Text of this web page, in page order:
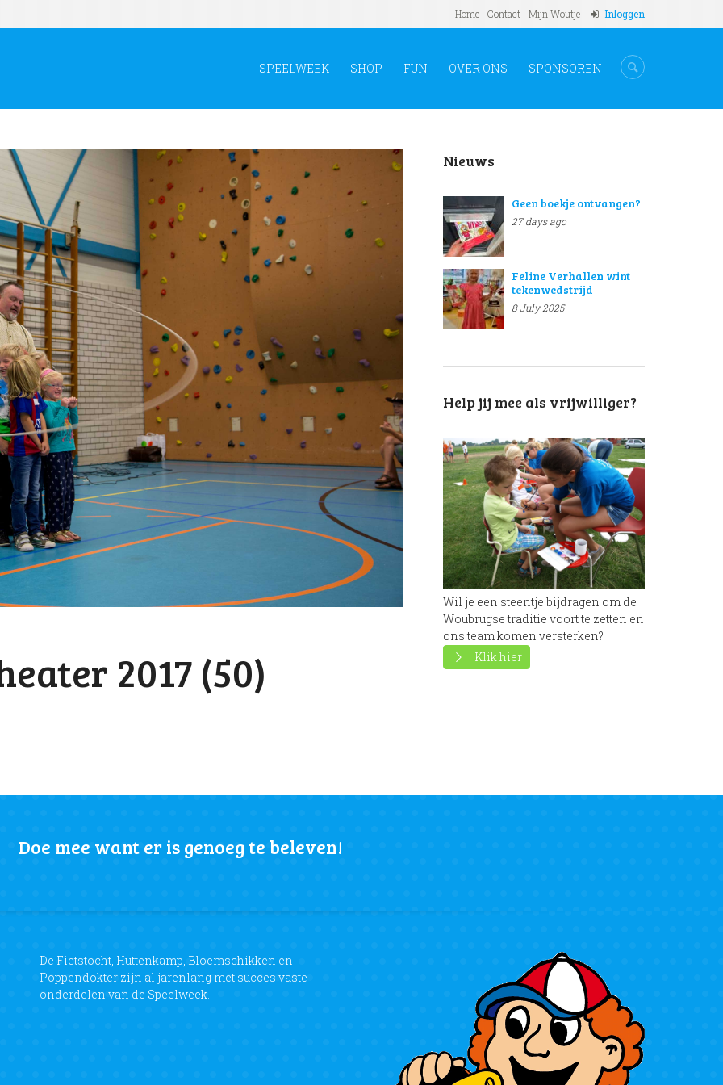
Home Contact Mijn Woutje Inloggen
SPEELWEEK SHOP FUN OVER ONS SPONSOREN
Next item
2017...
2017 (50)
Nieuws
Geen boekje ontvangen?
27 days ago
Feline Verhallen wint
tekenwedstrijd
8 July 2025
Help jij mee als vrijwilliger?
Wil je een steentje bijdragen om de
Woubrugse traditie voort te zetten en
ons team komen versterken?
Klik hier
Doe mee want er is genoeg te beleven!
De Fietstocht, Huttenkamp, Bloemschikken en
Poppendokter zijn al jarenlang met succes vaste
onderdelen van de Speelweek.